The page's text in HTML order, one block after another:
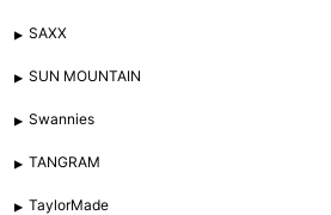
SAXX
SUN MOUNTAIN
Swannies
TANGRAM
TaylorMade